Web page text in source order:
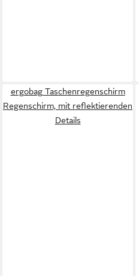
ergobag Taschenregenschirm
Regenschirm, mit reflektierenden
Details